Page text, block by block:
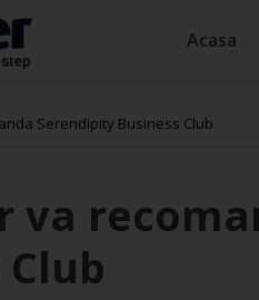
Acasa
Serendipity Business Club
va